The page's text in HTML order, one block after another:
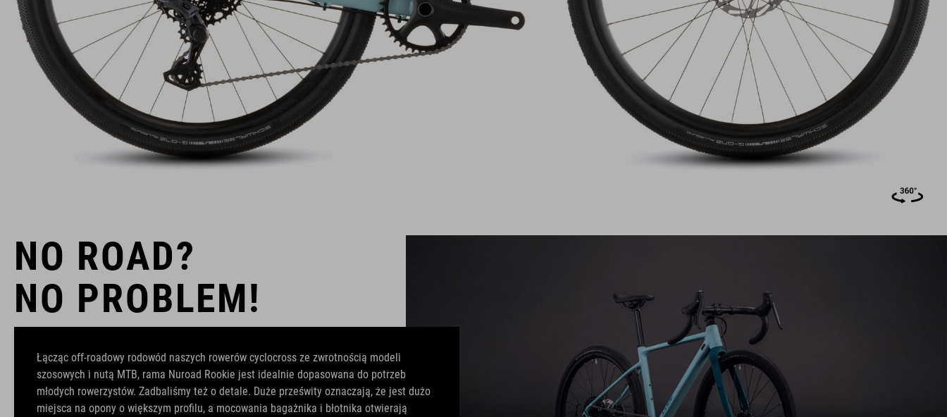
NO ROAD?
NO PROBLEM!
Łącząc off-roadowy rodowód naszych rowerów cyclocross ze zwrotnością modeli
szosowych i nutą MTB, rama Nuroad Rookie jest idealnie dopasowana do potrzeb
młodych rowerzystów. Zadbaliśmy też o detale. Duże prześwity oznaczają, że jest dużo
miejsca na opony o większym profilu, a mocowania bagażnika i błotnika otwierają